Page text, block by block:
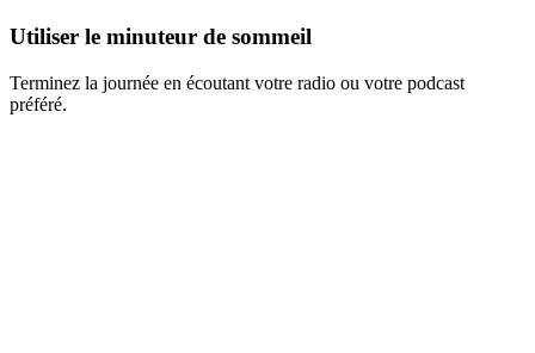
Utiliser le minuteur de sommeil
Terminez la journée en écoutant votre radio ou votre podcast
préféré.